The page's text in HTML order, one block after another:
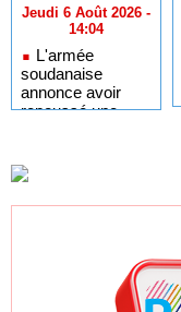
Jeudi 6 Août 2026 -
14:04
L'armée
soudanaise
annonce avoir
repoussé une
Darfour de l'Ouest